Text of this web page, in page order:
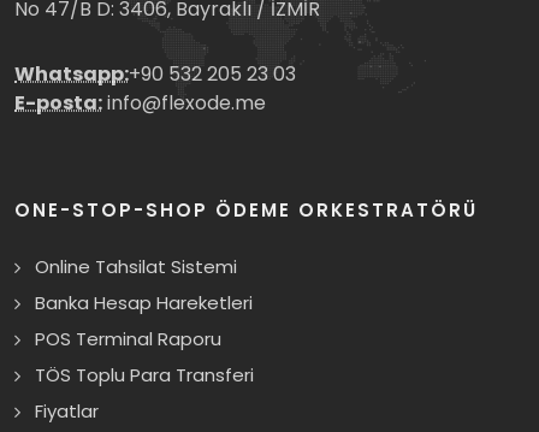
No 47/B D: 3406, Bayraklı / İZMİR
Whatsapp:+90 532 205 23 03
E-posta:info@flexode.me
ONE-STOP-SHOP ÖDEME ORKESTRATÖRÜ
Online Tahsilat Sistemi
Banka Hesap Hareketleri
POS Terminal Raporu
TÖS Toplu Para Transferi
Fiyatlar